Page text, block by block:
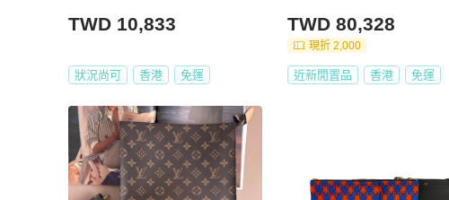
TWD 10,833
狀況尚可 香港 免運
TWD 80,328
現折 2,000
近新閒置品 香港 免運